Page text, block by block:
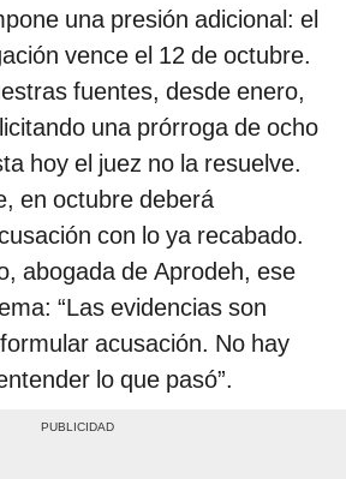
una presión adicional: el
vence el 12 de octubre.
fuentes, desde enero,
una prórroga de ocho
hoy el juez no la resuelve.
en octubre deberá
con lo ya recabado.
abogada de Aprodeh, ese
“Las evidencias son
acusación. No hay
lo que pasó”.